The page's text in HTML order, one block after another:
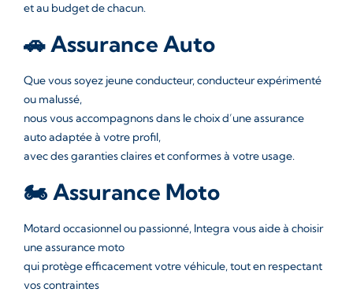
et au budget de chacun.
🚗 Assurance Auto
Que vous soyez jeune conducteur, conducteur expérimenté
ou malussé,
nous vous accompagnons dans le choix d’une assurance
auto adaptée à votre profil,
avec des garanties claires et conformes à votre usage.
🏍️ Assurance Moto
Motard occasionnel ou passionné, Integra vous aide à choisir
une assurance moto
qui protège efficacement votre véhicule, tout en respectant
vos contraintes